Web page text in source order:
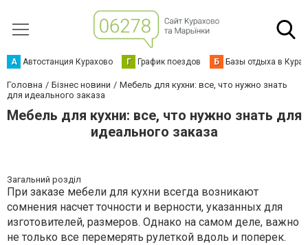
А Автостанция Курахово Г График поездов Б Базы отдыха в
Головна Бізнес новини
Мебель для кухни: все, что нужно знать
для идеального заказа
Мебель для кухни: все, что нужно знать для
идеального заказа
Загальний розділ
При заказе мебели для кухни всегда возникают
сомнения насчет точности и верности, указанных для
изготовителей, размеров. Однако на самом деле, важно
не только все перемерять рулеткой вдоль и поперек.